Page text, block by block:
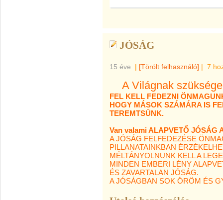
JÓSÁG
15 éve | [Törölt felhasználó] | 7
A Világnak
FEL KELL FEDEZNI
HOGY MÁSOK SZÁMÁRA IS
TEREMTSÜNK.
Van valami ALAPVETŐ JÓSÁG
A JÓSÁG FELFEDEZÉSE
PILLANATAINKBAN
MÉLTÁNYOLNUNK KELL A
MINDEN EMBERI LÉNY
ÉS ZAVARTALAN JÓSÁG.
A JÓSÁGBAN SOK ÖRÖM ÉS